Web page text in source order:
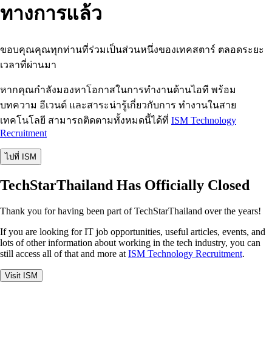
ทางการแล้ว
ขอบคุณคุณทุกท่านที่ร่วมเป็นส่วนหนึ่งของเทคสตาร์ ตลอดระยะ
เวลาที่ผ่านมา
หากคุณกำลังมองหาโอกาสในการทำงานด้านไอที พร้อม
บทความ อีเวนต์ และสาระน่ารู้เกี่ยวกับการ ทำงานในสาย
เทคโนโลยี สามารถติดตามทั้งหมดนี้ได้ที่ ISM Technology
Recruitment
ไปที่ ISM
TechStarThailand Has Officially Closed
Thank you for having been part of TechStarThailand over the years!
If you are looking for IT job opportunities, useful articles, events, and
lots of other information about working in the tech industry, you can
still access all of that and more at ISM Technology Recruitment.
Visit ISM